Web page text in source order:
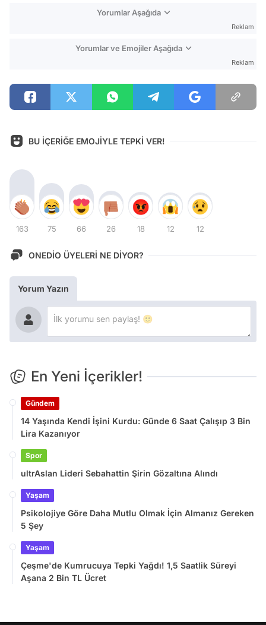
Yorumlar Aşağıda
Reklam
Yorumlar ve Emojiler Aşağıda
Reklam
BU İÇERİĞE EMOJİYLE TEPKİ VER!
163 75 66 26 18 12 12
ONEDİO ÜYELERİ NE DİYOR?
Yorum Yazın
En Yeni İçerikler!
Gündem
14 Yaşında Kendi İşini Kurdu: Günde 6 Saat Çalışıp 3 Bin
Lira Kazanıyor
Spor
ultrAslan Lideri Sebahattin Şirin Gözaltına Alındı
Yaşam
Psikolojiye Göre Daha Mutlu Olmak İçin Almanız Gereken
5 Şey
Yaşam
Çeşme'de Kumrucuya Tepki Yağdı! 1,5 Saatlik Süreyi
Aşana 2 Bin TL Ücret